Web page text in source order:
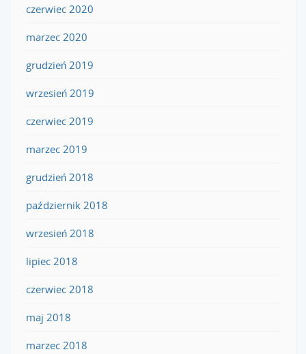
czerwiec 2020
marzec 2020
grudzień 2019
wrzesień 2019
czerwiec 2019
marzec 2019
grudzień 2018
październik 2018
wrzesień 2018
lipiec 2018
czerwiec 2018
maj 2018
marzec 2018